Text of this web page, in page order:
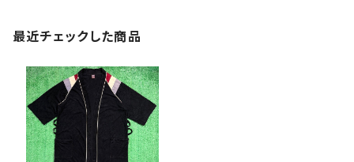
最近チェックした商品